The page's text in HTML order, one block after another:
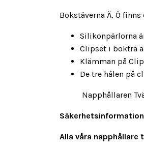
Bokstäverna Ä, Ö
Silikonpärlorna
Clipset i bokträ
Klämman på
De tre hålen på
Napphållaren
Säkerhetsinformation
Alla våra